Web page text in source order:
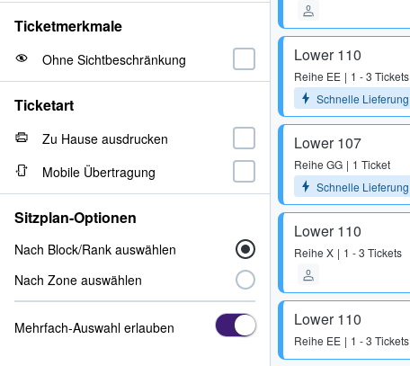
Lower 110
Reihe EE
1 - 3 Tickets
Schnelle Lieferung
Lower 107
Reihe GG
1 Ticket
Schnelle Lieferung
Lower 110
Reihe X 1 - 3 Tickets
Lower 110
Reihe EE 1 - 3 Tickets
Ticketmerkmale
Ohne Sichtbeschränkung
Ticketart
Zu Hause ausdrucken
Mobile Übertragung
Sitzplan-Optionen
Nach Block/Rank auswählen
Nach Zone auswählen
Mehrfach-Auswahl erlauben